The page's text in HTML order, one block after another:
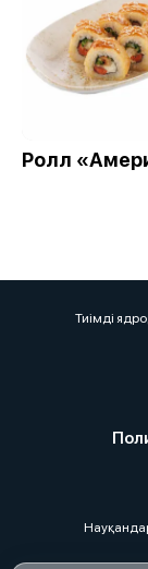
Ролл
Тиімді